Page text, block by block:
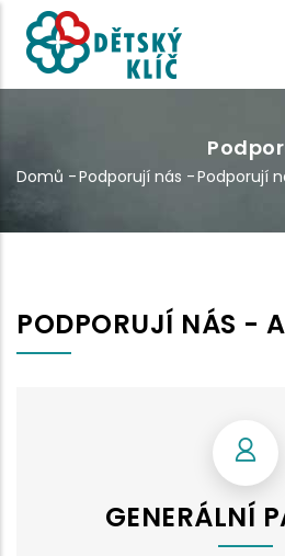
Přejít
hlavnímu
obsahu
Drobečková
navigace
Domů -Podporují nás -Podporují
PODPORUJÍ NÁS -
GENERÁLNÍ